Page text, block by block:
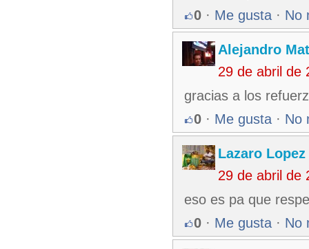
0 · Me gusta · No
Alejandro
29 de abril de
gracias a los
0 · Me gusta · No
Lazaro Lopez
29 de abril de
eso es pa que
0 · Me gusta · No